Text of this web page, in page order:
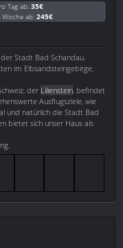
Tag ab: 35€
ab: 245€
Stadt Bad Schandau.
im Elbsandsteingebirge,
der Lilienstein , befindet
Ausflugsziele, wie
und natürlich die Stadt Bad
bietet sich unser Haus als